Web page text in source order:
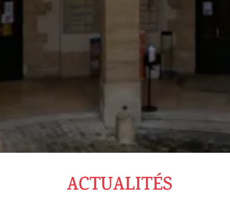
ACTUALITÉS